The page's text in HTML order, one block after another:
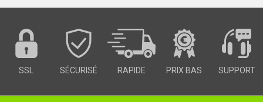
SSL SÉCURISÉ RAPIDE PRIX BAS SUPPORT